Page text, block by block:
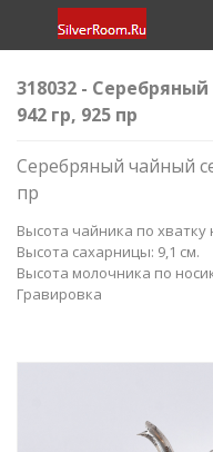
318032 -
942 гр, 925 пр
Серебряный чайный
пр
Высота чайника по хватку
Высота сахарницы: 9,1 см.
Высота молочника по
Гравировка